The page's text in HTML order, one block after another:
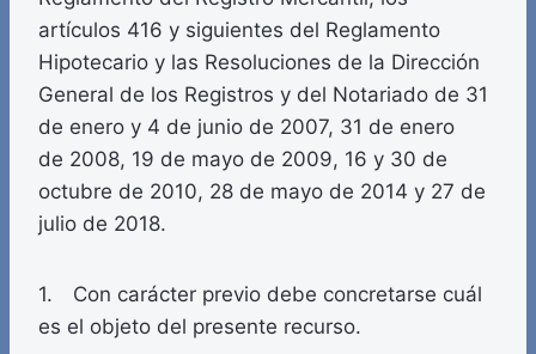
artículos 416 y siguientes del Reglamento
Hipotecario y las Resoluciones de la Dirección
General de los Registros y del Notariado de 31
de enero y 4 de junio de 2007, 31 de enero
de 2008, 19 de mayo de 2009, 16 y 30 de
octubre de 2010, 28 de mayo de 2014 y 27 de
julio de 2018.
1. Con carácter previo debe concretarse cuál
es el objeto del presente recurso.